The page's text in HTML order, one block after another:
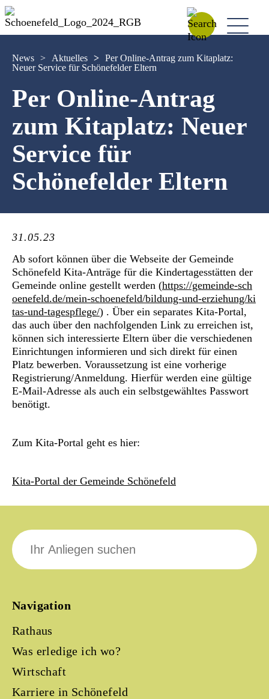
News > Aktuelles > Per Online-Antrag zum Kitaplatz:
Neuer Service für Schönefelder Eltern
Per Online-Antrag
zum Kitaplatz: Neuer
Service für
Schönefelder Eltern
31.05.23
Ab sofort können über die Webseite der Gemeinde
Schönefeld Kita-Anträge für die Kindertagesstätten der
Gemeinde online gestellt werden (https://gemeinde-sch
oenefeld.de/mein-schoenefeld/bildung-und-erziehung/ki
tas-und-tagespflege/) . Über ein separates Kita-Portal,
das auch über den nachfolgenden Link zu erreichen ist,
können sich interessierte Eltern über die verschiedenen
Einrichtungen informieren und sich direkt für einen
Platz bewerben. Voraussetzung ist eine vorherige
Registrierung/Anmeldung. Hierfür werden eine gültige
E-Mail-Adresse als auch ein selbstgewähltes Passwort
benötigt.
Zum Kita-Portal geht es hier:
Kita-Portal der Gemeinde Schönefeld
Navigation
Rathaus
Was erledige ich wo?
Wirtschaft
Karriere in Schönefeld
Suche
nach: